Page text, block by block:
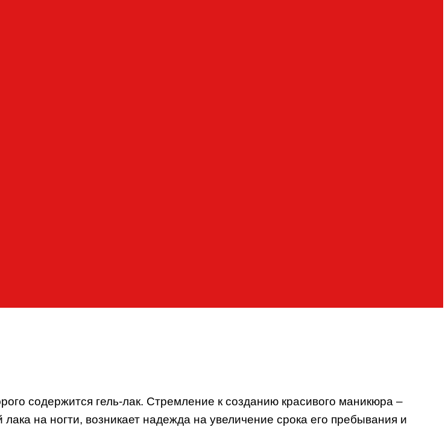
содержится гель-лак. Стремление к созданию красивого маникюра –
на ногти, возникает надежда на увеличение срока его пребывания и